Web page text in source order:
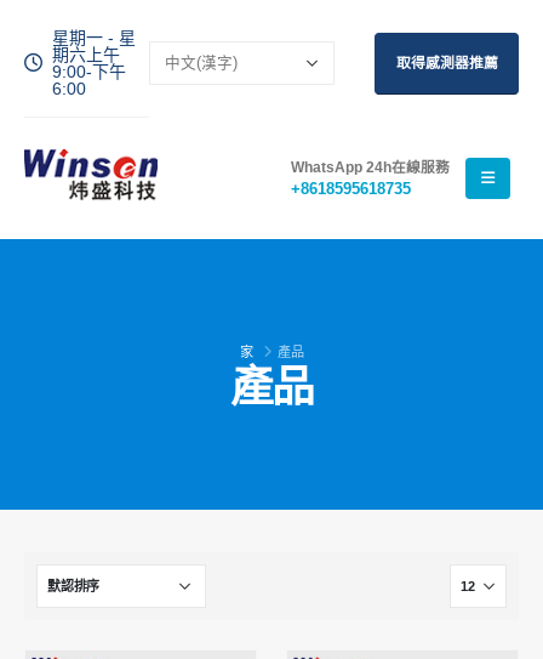
星期一 - 星
期六上午
9:00-下午
6:00
取得感測器推薦
WhatsApp 24h在線服務
+8618595618735
家 產品
產品